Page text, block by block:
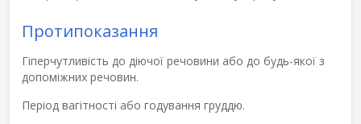
Протипоказання
Гіперчутливість до діючої речовини або до будь-якої з
допоміжних речовин.
Період вагітності або годування груддю.